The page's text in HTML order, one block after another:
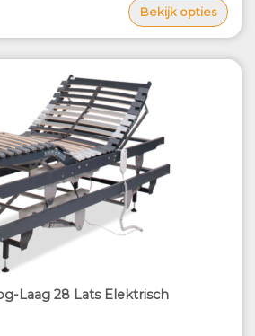
Bekijk opties
Laag 28 Lats Elektrisch